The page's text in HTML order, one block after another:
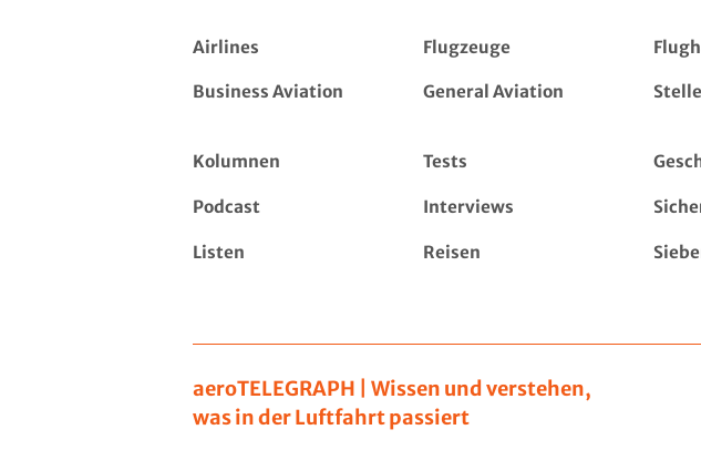
Airlines Flugzeuge
Business Aviation General Aviation
Kolumnen Tests
Podcast Interviews
Listen Reisen
aeroTELEGRAPH | Wissen und verstehen,
was in der Luftfahrt passiert